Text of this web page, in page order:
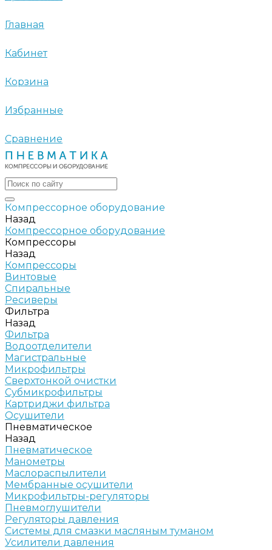
Главная
Кабинет
Корзина
Избранные
Сравнение
Компрессорное оборудование
Назад
Компрессорное оборудование
Компрессоры
Назад
Компрессоры
Винтовые
Спиральные
Ресиверы
Фильтра
Назад
Фильтра
Водоотделители
Магистральные
Микрофильтры
Сверхтонкой очистки
Субмикрофильтры
Картриджи фильтра
Осушители
Пневматическое
Назад
Пневматическое
Манометры
Маслораспылители
Мембранные осушители
Микрофильтры-регуляторы
Пневмоглушители
Регуляторы давления
Системы для смазки масляным туманом
Усилители давления